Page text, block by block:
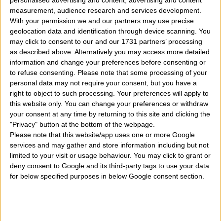
measurement, audience research and services development.
With your permission we and our partners may use precise
geolocation data and identification through device scanning. You
may click to consent to our and our 1731 partners’ processing
as described above. Alternatively you may access more detailed
information and change your preferences before consenting or
to refuse consenting.
Please note that some processing of your
personal data may not require your consent, but you have a
right to object to such processing. Your preferences will apply to
this website only. You can change your preferences or withdraw
your consent at any time by returning to this site and clicking the
"Privacy" button at the bottom of the webpage.
Please note that this website/app uses one or more Google
services and may gather and store information including but not
limited to your visit or usage behaviour. You may click to grant or
deny consent to Google and its third-party tags to use your data
for below specified purposes in below Google consent section.
significato antico ritrovo in esso. In famiglia abbiamo
alcune persone che portano il nome Rosalio o Rosalia
e che usano anche alcuni diminutivi o abbreviazioni.
Sarei curioso di sapere, studiare, leggere la storia di
questo meraviglioso nominativo, la fama, la
reputazione, la notorietà e la popolarità di questo
termine sparso nel Mondo". Alle vostre domande
precise risposte in questo articolo. Intanto una
domanda? Fate mente locale e ricordate se vi vengono
in mente personaggi famosi vissuti in passato o ancora
vivi che si sono chiamati così o ancora si chiamano.